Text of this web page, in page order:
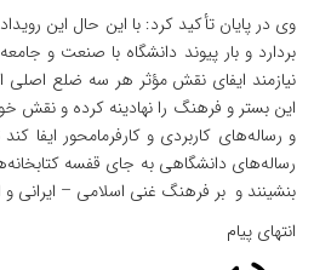
وی در پایان تأکید کرد: با این حال این
بردارد و بار پیوند دانشگاه با صنعت و
نیازمند ایفای نقش مؤثر هر سه ضلع اصلی
این بستر و فرهنگ را نهادینه کرده و نقش
و رساله‌های کاربردی و کارفرمامحور ایفا
رساله‌های دانشگاهی به جای قفسه
بنشینند و بر فرهنگ غنی اسلامی – ایرانی و
انتهای پیام